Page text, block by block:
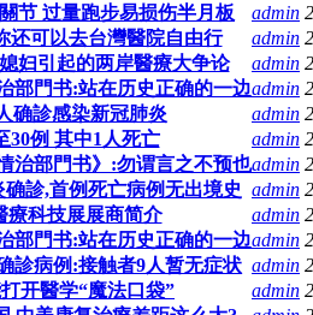
节 过量跑步易损伤半月板
admin
还可以去台灣醫院自由行
admin
妇引起的两岸醫療大争论
admin
部門书:站在历史正确的一边admin
确診感染新冠肺炎
admin
30例 其中1人死亡
admin
治部門书》:勿谓言之不预也admin
診,首例死亡病例无出境史 admin
療科技展展商简介
admin
部門书:站在历史正确的一边admin
診病例:接触者9人暂无症状 admin
开醫学“魔法口袋”
admin